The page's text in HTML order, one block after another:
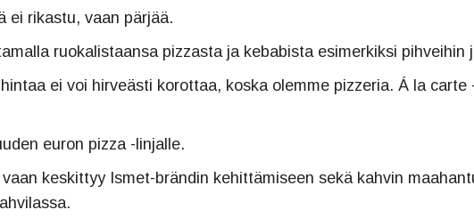
ei rikastu, vaan pärjää.
ruokalistaansa pizzasta ja kebabista esimerkiksi pihveihin
ei voi hirveästi korottaa, koska olemme pizzeria. Á la carte
euron pizza -linjalle.
keskittyy Ismet-brändin kehittämiseen sekä kahvin